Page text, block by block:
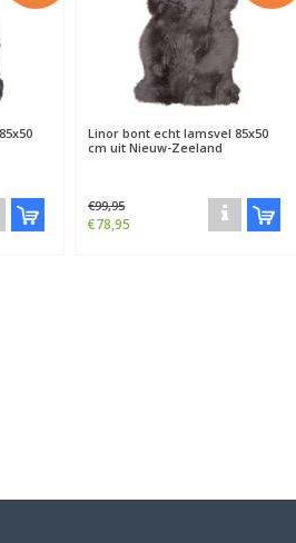
Linor bont echt lamsvel 85x50
cm uit Nieuw-Zeeland
€99,95
€78,95